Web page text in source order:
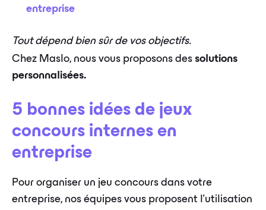
Tout dépend bien sûr de vos objectifs.
Chez Maslo, nous vous proposons des solutions
personnalisées.
5 bonnes idées de jeux
concours internes en
entreprise
Pour organiser un jeu concours dans votre
entreprise, nos équipes vous proposent l’utilisation
entreprise